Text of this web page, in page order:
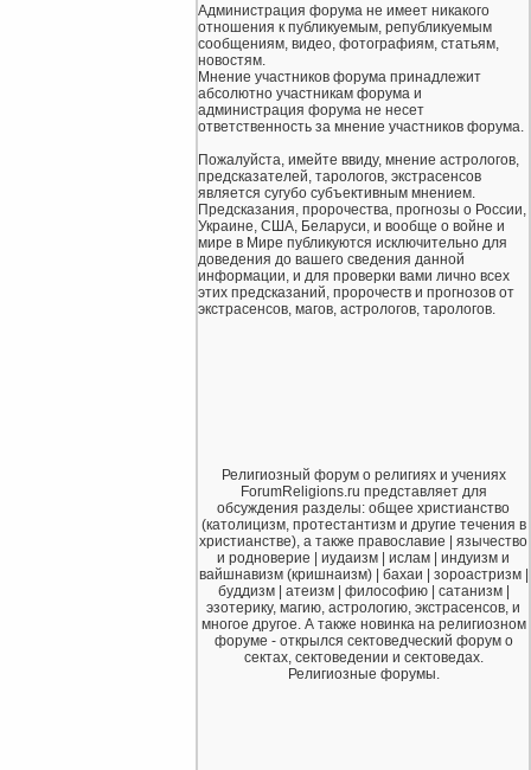
Администрация форума не имеет никакого
отношения к публикуемым, републикуемым
сообщениям, видео, фотографиям, статьям,
новостям.
Мнение участников форума принадлежит
абсолютно участникам форума и
администрация форума не несет
ответственность за мнение участников форума.
Пожалуйста, имейте ввиду, мнение астрологов,
предсказателей, тарологов, экстрасенсов
является сугубо субъективным мнением.
Предсказания, пророчества, прогнозы о России,
Украине, США, Беларуси, и вообще о войне и
мире в Мире публикуются исключительно для
доведения до вашего сведения данной
информации, и для проверки вами лично всех
этих предсказаний, пророчеств и прогнозов от
экстрасенсов, магов, астрологов, тарологов.
Религиозный форум о религиях и учениях
ForumReligions.ru представляет для
обсуждения разделы: общее христианство
(католицизм, протестантизм и другие течения в
христианстве), а также православие | язычество
и родноверие | иудаизм | ислам | индуизм и
вайшнавизм (кришнаизм) | бахаи | зороастризм |
буддизм | атеизм | философию | сатанизм |
эзотерику, магию, астрологию, экстрасенсов, и
многое другое. А также новинка на религиозном
форуме - открылся сектоведческий форум о
сектах, сектоведении и сектоведах.
Религиозные форумы.